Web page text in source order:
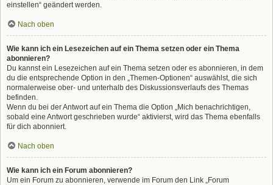
einstellen“ geändert werden.
Nach oben
Wie kann ich ein Lesezeichen auf ein Thema setzen oder ein Thema
abonnieren?
Du kannst ein Lesezeichen auf ein Thema setzen oder es abonnieren, in dem
du die entsprechende Option in den „Themen-Optionen“ auswählst, die sich
normalerweise ober- und unterhalb des Diskussionsverlaufs des Themas
befinden.
Wenn du bei der Antwort auf ein Thema die Option „Mich benachrichtigen,
sobald eine Antwort geschrieben wurde“ aktivierst, wird das Thema ebenfalls
für dich abonniert.
Nach oben
Wie kann ich ein Forum abonnieren?
Um ein Forum zu abonnieren, verwende im Forum den Link „Forum